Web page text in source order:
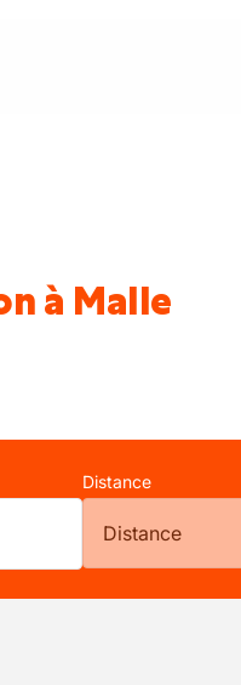
à Malle
Distance
Distance